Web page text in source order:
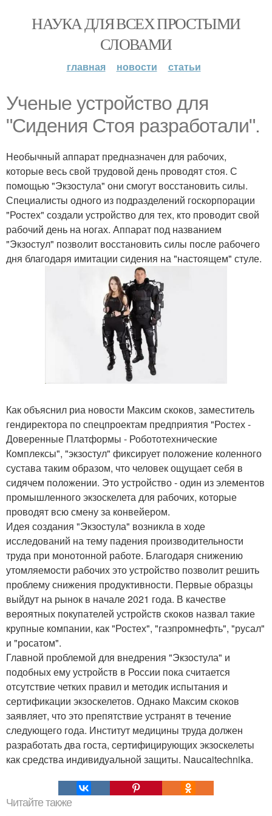
НАУКА ДЛЯ ВСЕХ ПРОСТЫМИ
СЛОВАМИ
главная новости статьи
Ученые устройство для
"Сидения Стоя разработали".
Необычный аппарат предназначен для рабочих,
которые весь свой трудовой день проводят стоя. С
помощью "Экзостула" они смогут восстановить силы.
Специалисты одного из подразделений госкорпорации
"Ростех" создали устройство для тех, кто проводит свой
рабочий день на ногах. Аппарат под названием
"Экзостул" позволит восстановить силы после рабочего
дня благодаря имитации сидения на "настоящем" стуле.
Как объяснил риа новости Максим скоков, заместитель
гендиректора по спецпроектам предприятия "Ростех -
Доверенные Платформы - Робототехнические
Комплексы", "экзостул" фиксирует положение коленного
сустава таким образом, что человек ощущает себя в
сидячем положении. Это устройство - один из элементов
промышленного экзоскелета для рабочих, которые
проводят всю смену за конвейером.
Идея создания "Экзостула" возникла в ходе
исследований на тему падения производительности
труда при монотонной работе. Благодаря снижению
утомляемости рабочих это устройство позволит решить
проблему снижения продуктивности. Первые образцы
выйдут на рынок в начале 2021 года. В качестве
вероятных покупателей устройств скоков назвал такие
крупные компании, как "Ростех", "газпромнефть", "русал"
и "росатом".
Главной проблемой для внедрения "Экзостула" и
подобных ему устройств в России пока считается
отсутствие четких правил и методик испытания и
сертификации экзоскелетов. Однако Максим скоков
заявляет, что это препятствие устранят в течение
следующего года. Институт медицины труда должен
разработать два госта, сертифицирующих экзоскелеты
как средства индивидуальной защиты. Naucaitechnika.
Читайте также